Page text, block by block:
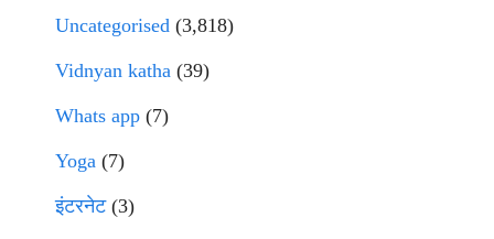
Uncategorised (3,818)
Vidnyan katha (39)
Whats app (7)
Yoga (7)
इंटरनेट(3)